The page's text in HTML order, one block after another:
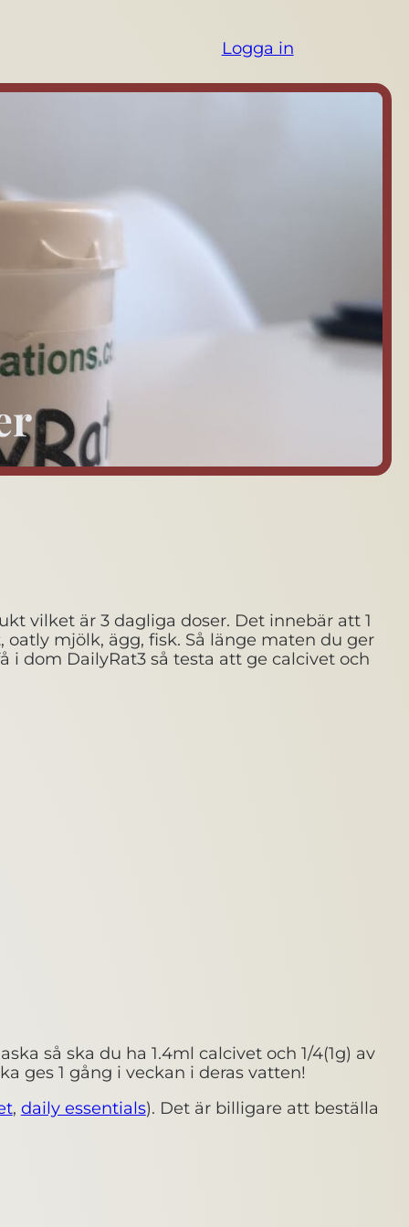
Logga in
vilket är 3 dagliga doser. Det innebär att 1
mjölk, ägg, fisk. Så länge maten du ger
i dom DailyRat3 så testa att ge calcivet och
så ska du ha 1.4ml calcivet och 1/4(1g) av
ges 1 gång i veckan i deras vatten!
, daily essentials). Det är billigare att beställa